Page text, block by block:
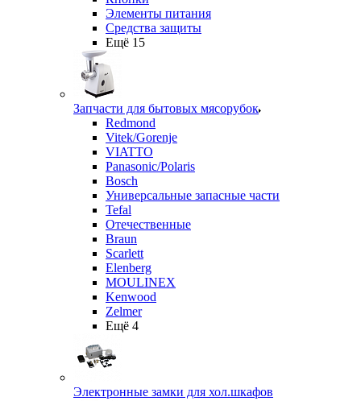
Элементы питания
Средства защиты
Ещё 15
Запчасти для бытовых мясорубок
Redmond
Vitek/Gorenje
VIATTO
Panasonic/Polaris
Bosch
Универсальные запасные части
Tefal
Отечественные
Braun
Scarlett
Elenberg
MOULINEX
Kenwood
Zelmer
Ещё 4
Электронные замки для хол.шкафов